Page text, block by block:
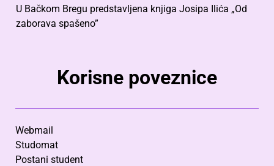
U Bačkom Bregu predstavljena knjiga Josipa Ilića „Od
zaborava spašeno”
Korisne poveznice
Webmail
Studomat
Postani student